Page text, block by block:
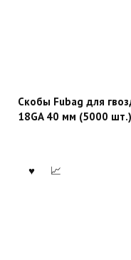
Скобы Fubag для
18GA 40 мм (5000 шт.)